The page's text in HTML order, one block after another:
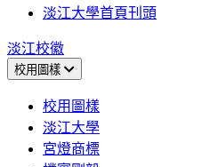
淡江大學首頁刊頭
淡江校徽
校用圖樣
校用圖樣
淡江大學
宮燈商標